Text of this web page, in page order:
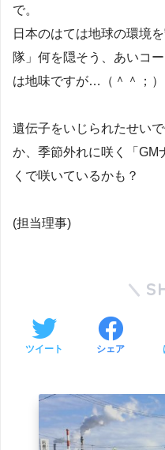
で。
日本のはては地球の環境
隊」何を隠そう、あいコ
は地味ですが…（＾＾；）
遺伝子をいじられたせい
か、季節外れに咲く「GM
くで咲いているかも？
(担当理事)
ツイート シェア